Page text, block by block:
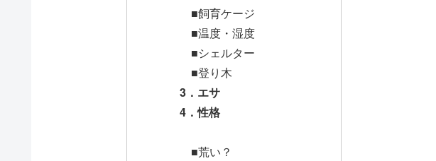
■飼育ケージ
■温度・湿度
■シェルター
■登り木
3．エサ
4．性格
■荒い？